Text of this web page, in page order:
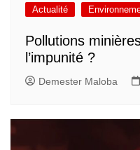
Actualité
Pollutions
l’impunité ?
Demester Maloba